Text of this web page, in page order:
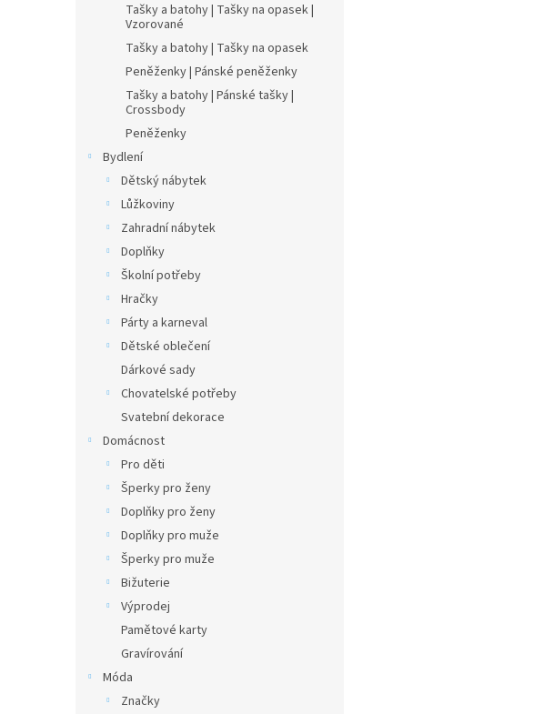
Tašky a batohy | Tašky na opasek |
Vzorované
Tašky a batohy | Tašky na opasek
Peněženky | Pánské peněženky
Tašky a batohy | Pánské tašky |
Crossbody
Peněženky
Bydlení
Dětský nábytek
Lůžkoviny
Zahradní nábytek
Doplňky
Školní potřeby
Hračky
Párty a karneval
Dětské oblečení
Dárkové sady
Chovatelské potřeby
Svatební dekorace
Domácnost
Pro děti
Šperky pro ženy
Doplňky pro ženy
Doplňky pro muže
Šperky pro muže
Bižuterie
Výprodej
Pamětové karty
Gravírování
Móda
Značky